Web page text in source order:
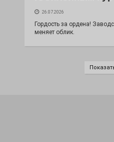
26.07.2026
Гордость за ордена!
меняет облик.